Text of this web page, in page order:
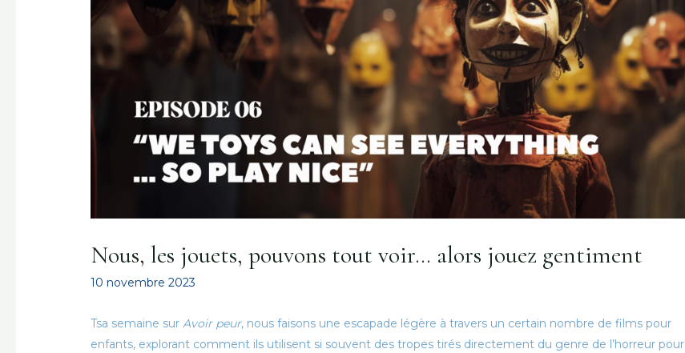
Nous, les jouets, pouvons tout voir… alors jouez gentiment
10 novembre 2023
Tsa semaine surAvoir peur, nous faisons une escapade légère à travers un certain nombre de films pour
enfants, explorant comment ils utilisent si souvent des tropes tirés directement du genre de l’horreur pour